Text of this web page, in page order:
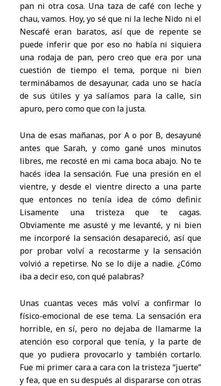
pan ni otra cosa. Una taza de café con leche y
chau, vamos. Hoy, yo sé que ni la leche Nido ni el
Nescafé eran baratos, así que de repente se
puede inferir que por eso no había ni siquiera
una rodaja de pan, pero creo que era por una
cuestión de tiempo el tema, porque ni bien
terminábamos de desayunar, cada uno se hacía
de sus útiles y ya salíamos para la calle, sin
apuro, pero como que con la justa.
Una de esas mañanas, por A o por B, desayuné
antes que Sarah, y como gané unos minutos
libres, me recosté en mi cama boca abajo. No te
hacés idea la sensación. Fue una presión en el
vientre, y desde el vientre directo a una parte
que entonces no tenía idea de cómo definir.
Lisamente una tristeza que te cagas.
Obviamente me asusté y me levanté, y ni bien
me incorporé la sensación desapareció, así que
por probar volví a recostarme y la sensación
volvió a repetirse. No se lo dije a nadie. ¿Cómo
iba a decir eso, con qué palabras?
Unas cuantas veces más volví a confirmar lo
físico-emocional de ese tema. La sensación era
horrible, en sí, pero no dejaba de llamarme la
atención eso corporal que tenía, y la parte de
que yo pudiera provocarlo y también cortarlo.
Fue mi primer cara a cara con la tristeza “juerte”
y fea, que en su después al dispararse con otras